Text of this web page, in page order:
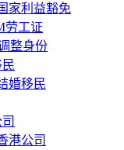
家利益豁免
劳工证
整身份
婚移民
港公司